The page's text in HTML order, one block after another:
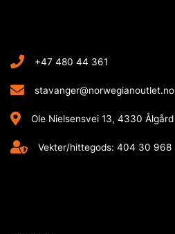
+47 480 44 361
stavanger@norwegianoutlet.no
Ole Nielsensvei 13, 4330 Ålgård
Vekter/hittegods: 404 30 968